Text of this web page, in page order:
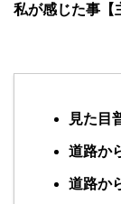
私が感じた事【
見た目
道路か
道路か